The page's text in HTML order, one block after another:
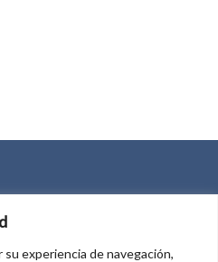
experiencia de navegación,